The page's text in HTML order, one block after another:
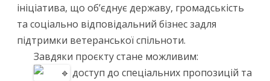
ініціатива, що об’єднує державу, громадськість
та соціально відповідальний бізнес задля
підтримки ветеранської спільноти.
Завдяки проєкту стане можливим:
доступ до спеціальних пропозицій та